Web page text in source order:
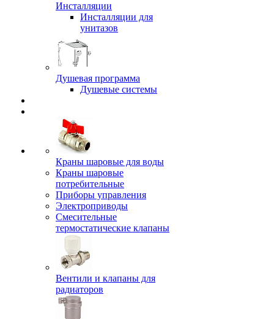
Инсталляции
Инсталляции для
унитазов
Душевая программа
Душевые системы
Краны шаровые для воды
Краны шаровые
потребительные
Приборы управления
Электроприводы
Смесительные
термостатические клапаны
Вентили и клапаны для
радиаторов